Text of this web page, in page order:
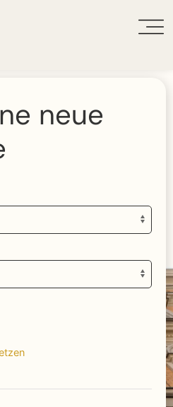
neue